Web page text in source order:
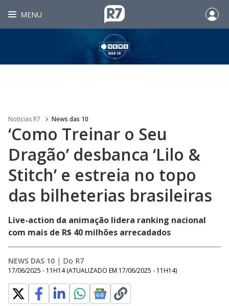
MENU
Noticias R7 News das 10
‘Como Treinar o Seu
Dragão’ desbanca ‘Lilo &
Stitch’ e estreia no topo
das bilheterias brasileiras
Live-action da animação lidera ranking nacional
com mais de R$ 40 milhões arrecadados
NEWS DAS 10 | Do R7
17/06/2025 - 11H14 (ATUALIZADO EM 17/06/2025 - 11H14)